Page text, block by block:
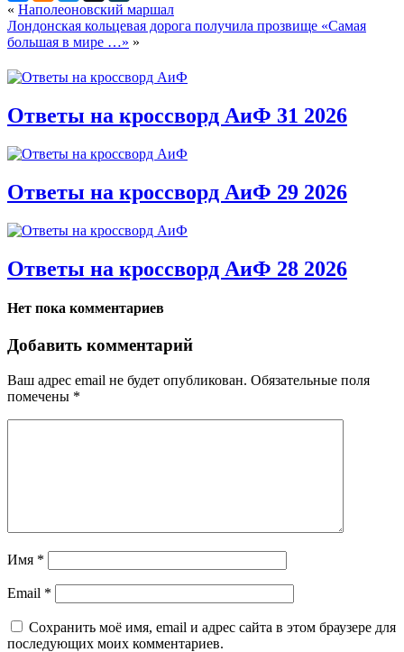
« Наполеоновский маршал
Лондонская кольцевая дорога получила прозвище «Самая
большая в мире …» »
Ответы на кроссворд АиФ 31 2026
Ответы на кроссворд АиФ 29 2026
Ответы на кроссворд АиФ 28 2026
Нет пока комментариев
Добавить комментарий
Ваш адрес email не будет опубликован. Обязательные поля
помечены *
Имя *
Email *
Сохранить моё имя, email и адрес сайта в этом браузере для
последующих моих комментариев.